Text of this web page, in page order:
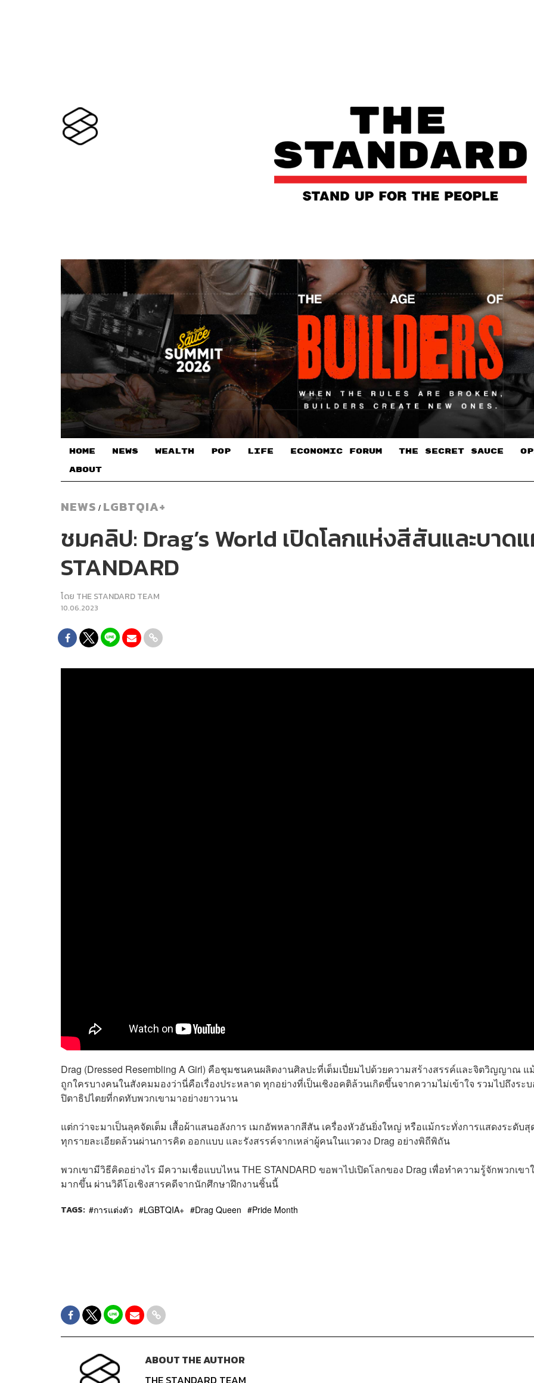
HOME NEWS WEALTH POP LIFE ECONOMIC FORUM THE SECRET SAUCE​
ABOUT
NEWS / LGBTQIA+
ชมคลิป: Drag’s World เปิดโลกแห่งสีสันและบาด
STANDARD
โดย THE STANDARD TEAM
10.06.2023
Drag (Dressed Resembling A Girl) คือชุมชนคนผลิตงานศิลปะที่เต็มเปี่ยมไปด้วยความสร้างสรรค์และจิตวิญญาณ แ
ถูกใครบางคนในสังคมมองว่านี่คือเรื่องประหลาด ทุกอย่างที่เป็นเชิงอคติล้วนเกิดขึ้นจากความไม่เข้าใจ รวมไปถึงระ
ปิตาธิปไตยที่กดทับพวกเขามาอย่างยาวนาน
แต่กว่าจะมาเป็นลุคจัดเต็ม เสื้อผ้าแสนอลังการ เมกอัพหลากสีสัน เครื่องหัวอันยิ่งใหญ่ หรือแม้กระทั่งการแสดงระดับสุ
ทุกรายละเอียดล้วนผ่านการคิด ออกแบบ และรังสรรค์จากเหล่าผู้คนในแวดวง Drag อย่างพิถีพิถัน
พวกเขามีวิธีคิดอย่างไร มีความเชื่อแบบไหน THE STANDARD ขอพาไปเปิดโลกของ Drag เพื่อทำความรู้จักพวกเขา
มากขึ้น ผ่านวิดีโอเชิงสารคดีจากนักศึกษาฝึกงานชิ้นนี้
TAGS: การแต่งตัว LGBTQIA+ Drag Queen Pride Month
ABOUT THE AUTHOR